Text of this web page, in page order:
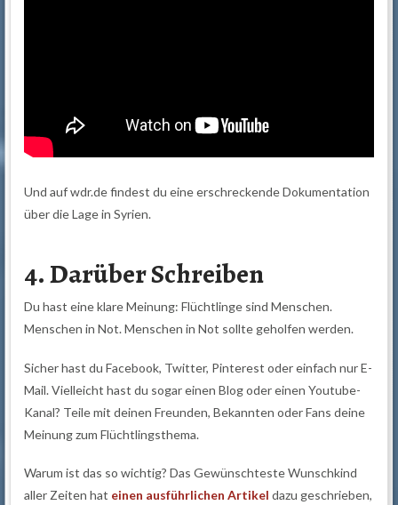
Und auf wdr.de findest du eine erschreckende Dokumentation
über die Lage in Syrien.
4. Darüber Schreiben
Du hast eine klare Meinung: Flüchtlinge sind Menschen.
Menschen in Not. Menschen in Not sollte geholfen werden.
Sicher hast du Facebook, Twitter, Pinterest oder einfach nur E-
Mail. Vielleicht hast du sogar einen Blog oder einen Youtube-
Kanal? Teile mit deinen Freunden, Bekannten oder Fans deine
Meinung zum Flüchtlingsthema.
Warum ist das so wichtig? Das Gewünschteste Wunschkind
aller Zeiten hat einen ausführlichen Artikel dazu geschrieben,